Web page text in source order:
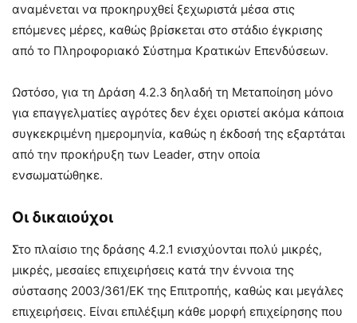
αναμένεται να προκηρυχθεί ξεχωριστά μέσα στις
επόμενες μέρες, καθώς βρίσκεται στο στάδιο έγκρισης
από το Πληροφοριακό Σύστημα Κρατικών Επενδύσεων.
Ωστόσο, για τη Δράση 4.2.3 δηλαδή τη Μεταποίηση μόνο
για επαγγελματίες αγρότες δεν έχει οριστεί ακόμα κάποια
συγκεκριμένη ημερομηνία, καθώς η έκδοσή της εξαρτάται
από την προκήρυξη των Leader, στην οποία
ενσωματώθηκε.
Οι δικαιούχοι
Στο πλαίσιο της δράσης 4.2.1 ενισχύονται πολύ μικρές,
μικρές, μεσαίες επιχειρήσεις κατά την έννοια της
σύστασης 2003/361/ΕΚ της Επιτροπής, καθώς και μεγάλες
επιχειρήσεις. Είναι επιλέξιμη κάθε μορφή επιχείρησης που